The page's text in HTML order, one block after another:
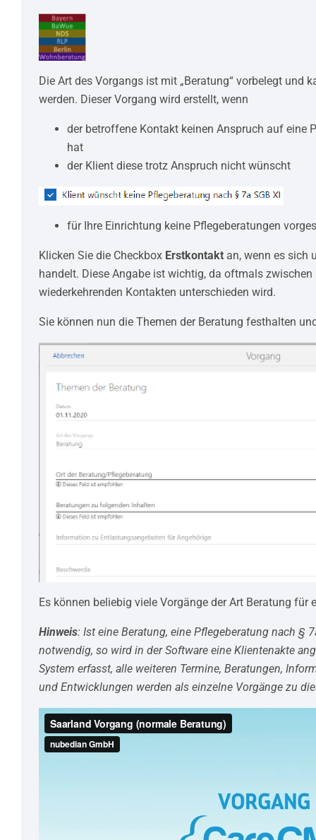
Die Art des Vorgangs ist mit „Beratung“ vorbelegt und
werden. Dieser Vorgang wird erstellt, wenn
der betroffene Kontakt keinen Anspruch auf eine
hat
der Klient diese trotz Anspruch nicht wünscht
für Ihre Einrichtung keine Pflegeberatungen
Klicken Sie die Checkbox Erstkontakt an, wenn es sich
handelt. Diese Angabe ist wichtig, da oftmals zwischen
wiederkehrenden Kontakten unterschieden wird.
Sie können nun die Themen der Beratung festhalten
Es können beliebig viele Vorgänge der Art Beratung für
Hinweis: Ist eine Beratung, eine Pflegeberatung nach §
notwendig, so wird in der Software eine Klientenakte
System erfasst, alle weiteren Termine, Beratungen,
und Entwicklungen werden als einzelne Vorgänge zu